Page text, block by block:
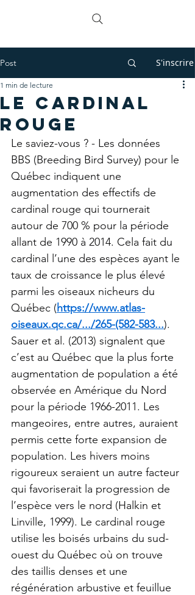
Post S'inscrire
Le cardinal
rouge
1 min de lecture
Le saviez-vous ? - Les données
BBS (Breeding Bird Survey) pour le
Québec indiquent une
augmentation des effectifs de
cardinal rouge qui tournerait
autour de 700 % pour la période
allant de 1990 à 2014. Cela fait du
cardinal l’une des espèces ayant le
taux de croissance le plus élevé
parmi les oiseaux nicheurs du
Québec (https://www.atlas-
oiseaux.qc.ca/.../265-(582-583...).
Sauer et al. (2013) signalent que
c’est au Québec que la plus forte
augmentation de population a été
observée en Amérique du Nord
pour la période 1966-2011. Les
mangeoires, entre autres, auraient
permis cette forte expansion de
population. Les hivers moins
rigoureux seraient un autre facteur
qui favoriserait la progression de
l’espèce vers le nord (Halkin et
Linville, 1999). Le cardinal rouge
utilise les boisés urbains du sud-
ouest du Québec où on trouve
des taillis denses et une
régénération arbustive et feuillue